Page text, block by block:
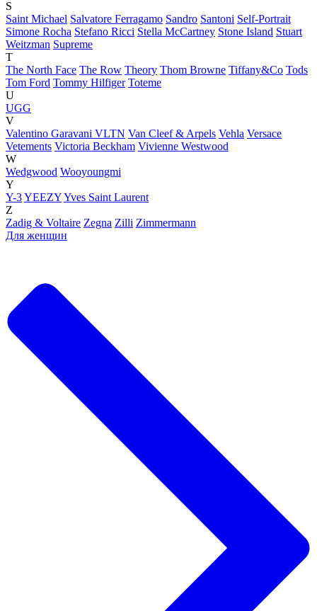
S
Saint Michael Salvatore Ferragamo Sandro Santoni Self-Portrait
Simone Rocha Stefano Ricci Stella McCartney Stone Island Stuart
Weitzman Supreme
T
The North Face The Row Theory Thom Browne Tiffany&Co Tods
Tom Ford Tommy Hilfiger Toteme
U
UGG
V
Valentino Garavani VLTN Van Cleef & Arpels Vehla Versace
Vetements Victoria Beckham Vivienne Westwood
W
Wedgwood Wooyoungmi
Y
Y-3YEEZYYves Saint Laurent
Z
Zadig & Voltaire Zegna Zilli Zimmermann
Для женщин